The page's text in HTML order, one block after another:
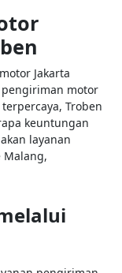
Jakarta
motor
Troben
keuntungan
layanan
Malang,